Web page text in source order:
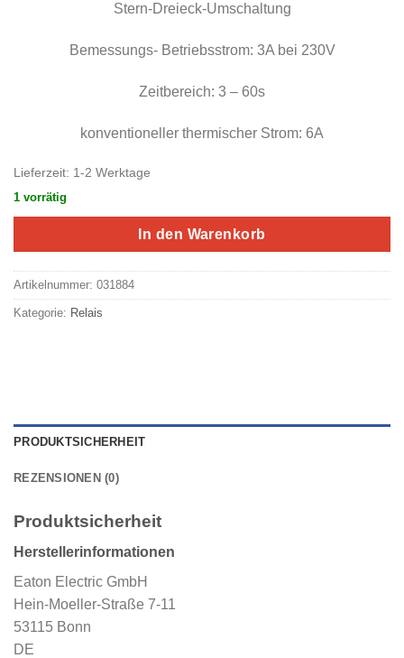
Stern-Dreieck-Umschaltung
Bemessungs- Betriebsstrom: 3A bei 230V
Zeitbereich: 3 – 60s
konventioneller thermischer Strom: 6A
Lieferzeit: 1-2 Werktage
1 vorrätig
In den Warenkorb
Artikelnummer: 031884
Kategorie: Relais
PRODUKTSICHERHEIT
REZENSIONEN (0)
Produktsicherheit
Herstellerinformationen
Eaton Electric GmbH
Hein-Moeller-Straße 7-11
53115 Bonn
DE